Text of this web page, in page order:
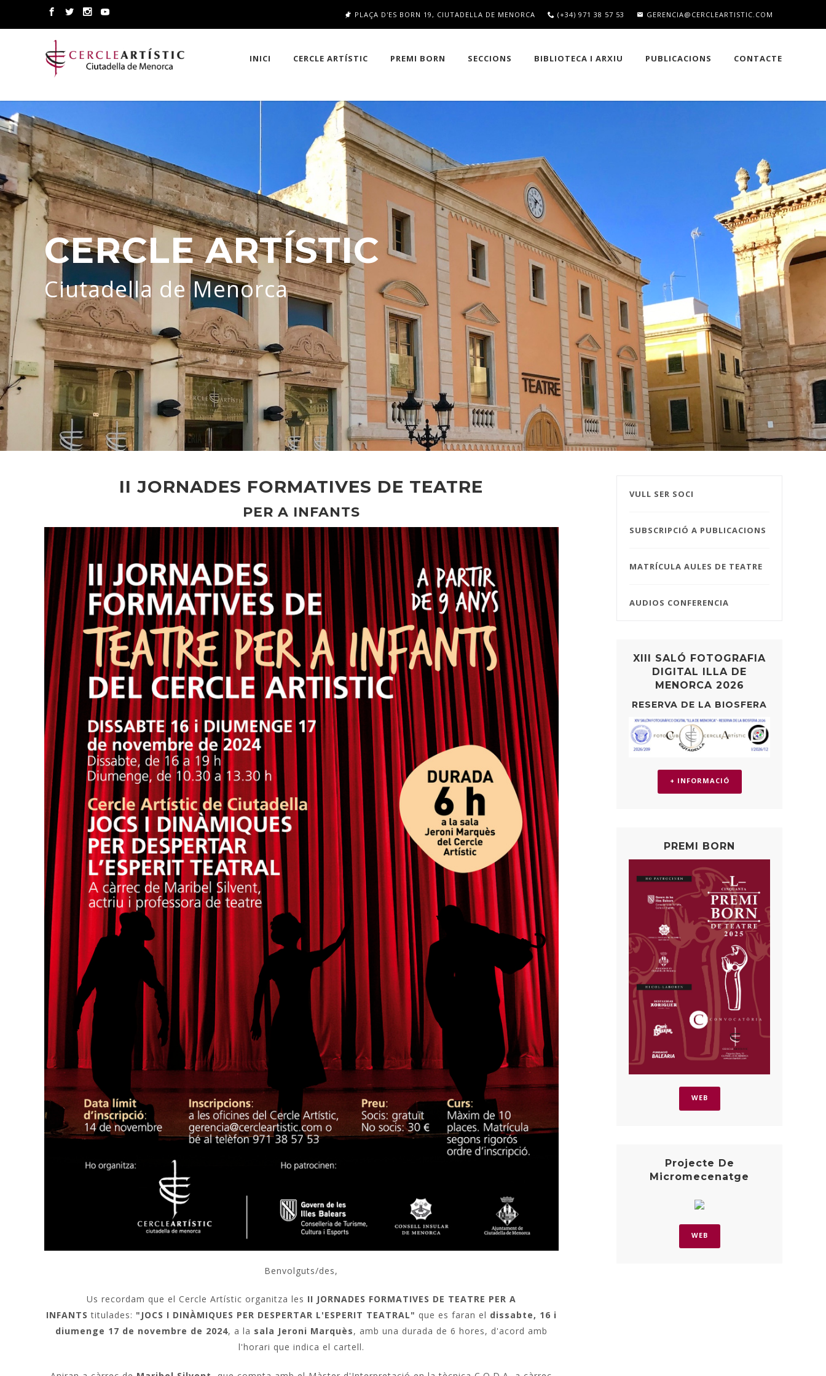
PLAÇA D'ES BORN 19, CIUTADELLA DE MENORCA (+34) 971 38 57 53 GERENCIA@CERCLEARTISTIC.COM
INICI CERCLE ARTÍSTIC PREMI BORN SECCIONS BIBLIOTECA I ARXIU PUBLICACIONS CONTACTE
CERCLE ARTÍSTIC
Ciutadella de Menorca
II JORNADES FORMATIVES DE TEATRE
PER A INFANTS
Benvolguts/des,
Us recordam que el Cercle Artístic organitza les II JORNADES FORMATIVES DE TEATRE PER A
INFANTStitulades: "JOCS I DINÀMIQUES PER DESPERTAR L'ESPERIT TEATRAL" que es faran el dissabte, 16 i
diumenge 17 de novembre de 2024, a la sala Jeroni Marquès, amb una durada de 6 hores, d'acord amb
l'horari que indica el cartell.
VULL SER SOCI
SUBSCRIPCIÓ A PUBLICACIONS
MATRÍCULA AULES DE TEATRE
AUDIOS CONFERENCIA
XIII SALÓ FOTOGRAFIA
DIGITAL ILLA DE
MENORCA 2026
RESERVA DE LA BIOSFERA
+ INFORMACIÓ
PREMI BORN
WEB
Projecte De
Micromecenatge
WEB